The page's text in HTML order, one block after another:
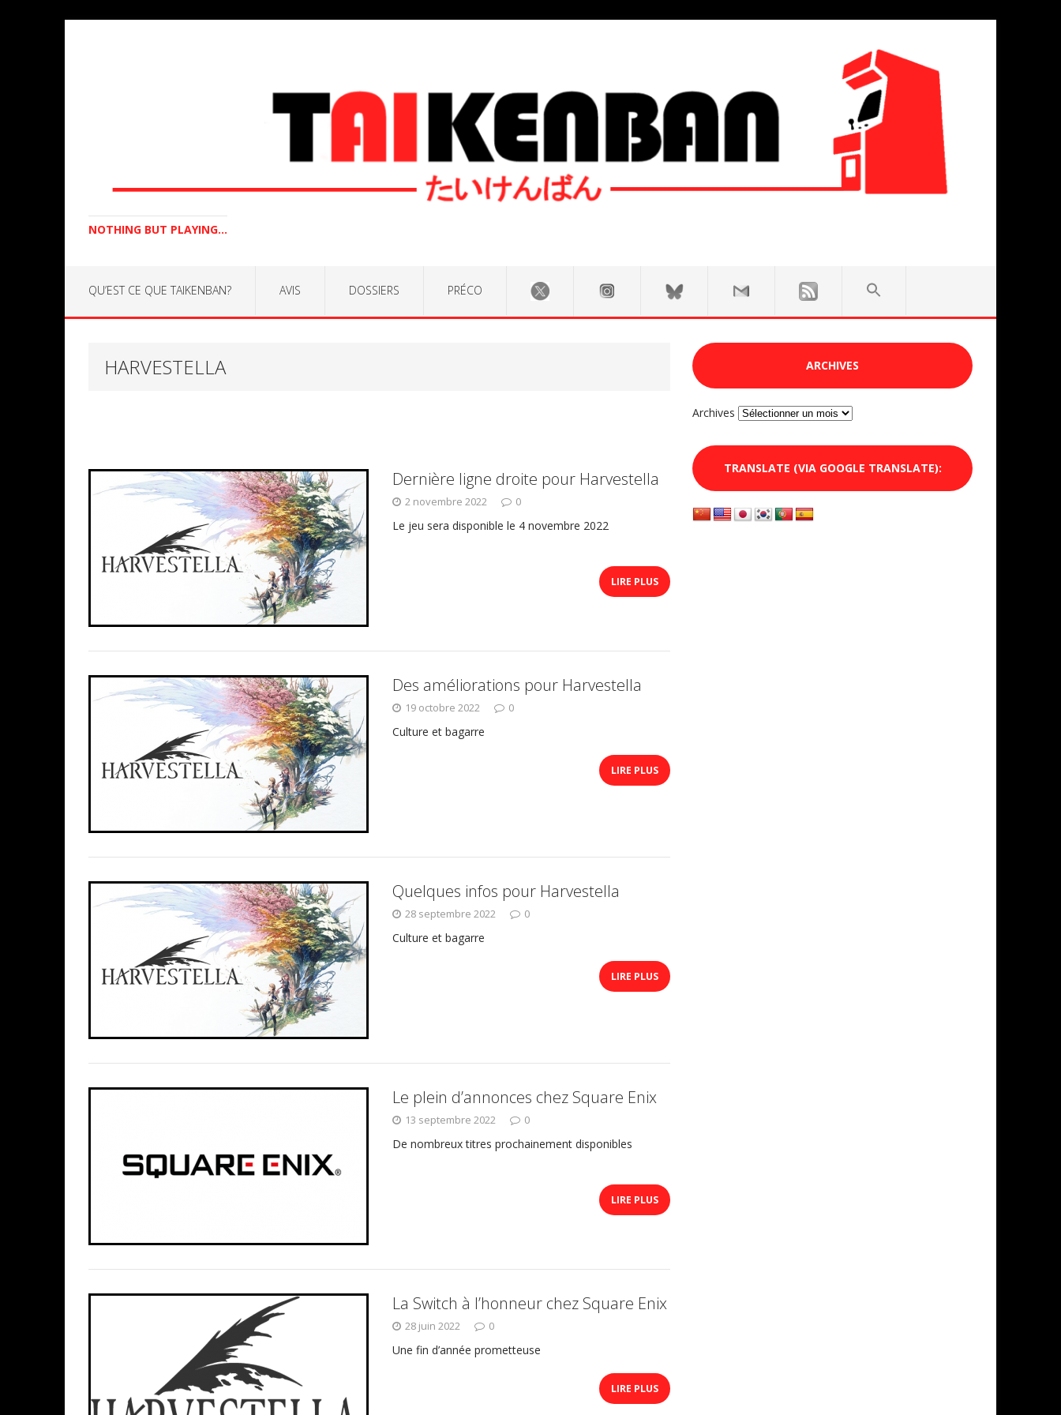
NOTHING BUT PLAYING...
QU’EST CE QUE TAIKENBAN? AVIS DOSSIERS PRÉCO
HARVESTELLA
Dernière ligne droite pour Harvestella
2 novembre 2022 0
Le jeu sera disponible le 4 novembre 2022
LIRE PLUS
Des améliorations pour Harvestella
19 octobre 2022 0
Culture et bagarre
LIRE PLUS
Quelques infos pour Harvestella
28 septembre 2022 0
Culture et bagarre
LIRE PLUS
Le plein d’annonces chez Square Enix
13 septembre 2022 0
De nombreux titres prochainement disponibles
LIRE PLUS
La Switch à l’honneur chez Square Enix
28 juin 2022 0
Une fin d’année prometteuse
LIRE PLUS
ARCHIVES
Archives
TRANSLATE (VIA GOOGLE TRANSLATE):